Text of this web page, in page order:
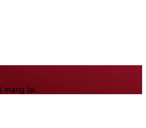
mang lại.